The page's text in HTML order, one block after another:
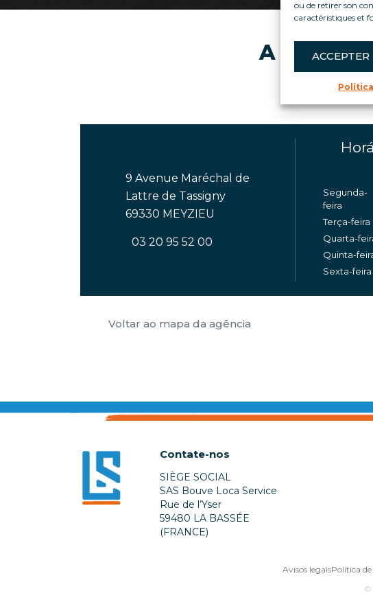
ou de retirer son
caractéristiques et
ACCEPTER
A sua
Esta
9 Avenue Maréchal de
Lattre de Tassigny
69330 MEYZIEU
03 20 95 52 00
Segunda-
feira
Terça-feira
Quarta-
Quinta-
Sexta-feira
Voltar ao mapa da agência
Contate-nos
SIÈGE SOCIAL
SAS Bouve Loca Service
Rue de l’Yser
59480 LA BASSÉE
(FRANCE)
Avisos legaisPolítica
©